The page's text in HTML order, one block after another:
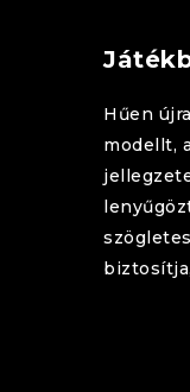
Hűen
modellt, a